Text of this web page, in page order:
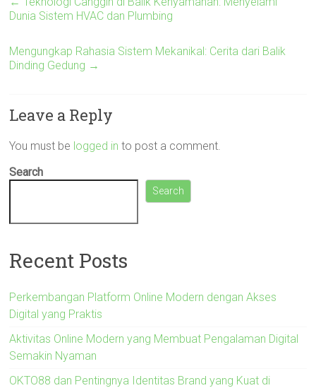
Dunia Sistem HVAC dan Plumbing
Mengungkap Rahasia Sistem Mekanikal: Cerita dari Balik
Dinding Gedung →
Leave a Reply
You must be logged in to post a comment.
Search
Search
Recent Posts
Perkembangan Platform Online Modern dengan Akses
Digital yang Praktis
Aktivitas Online Modern yang Membuat Pengalaman Digital
Semakin Nyaman
OKTO88 dan Pentingnya Identitas Brand yang Kuat di